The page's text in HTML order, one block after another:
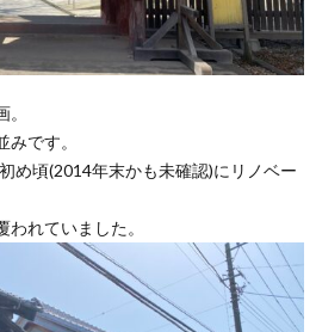
です。
め頃(2014年末かも未確認)にリノベー
れていました。